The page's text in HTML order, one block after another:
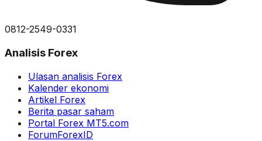
0812-2549-0331
Analisis Forex
Ulasan analisis Forex
Kalender ekonomi
Artikel Forex
Berita pasar saham
Portal Forex MT5.com
ForumForexID